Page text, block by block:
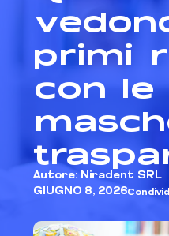
primi
con le
Autore: Niradent SRL
GIUGNO 8, 2026